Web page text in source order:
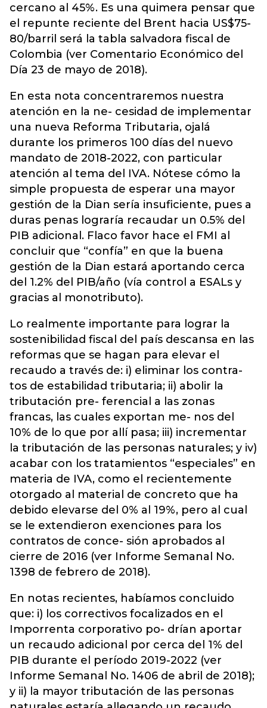
cercano al 45%. Es una quimera pensar que
el repunte reciente del Brent hacia US$75-
80/barril será la tabla salvadora fiscal de
Colombia (ver Comentario Económico del
Día 23 de mayo de 2018).
En esta nota concentraremos nuestra
atención en la ne- cesidad de implementar
una nueva Reforma Tributaria, ojalá
durante los primeros 100 días del nuevo
mandato de 2018-2022, con particular
atención al tema del IVA. Nótese cómo la
simple propuesta de esperar una mayor
gestión de la Dian sería insuficiente, pues a
duras penas lograría recaudar un 0.5% del
PIB adicional. Flaco favor hace el FMI al
concluir que “confía” en que la buena
gestión de la Dian estará aportando cerca
del 1.2% del PIB/año (vía control a ESALs y
gracias al monotributo).
Lo realmente importante para lograr la
sostenibilidad fiscal del país descansa en las
reformas que se hagan para elevar el
recaudo a través de: i) eliminar los contra-
tos de estabilidad tributaria; ii) abolir la
tributación pre- ferencial a las zonas
francas, las cuales exportan me- nos del
10% de lo que por allí pasa; iii) incrementar
la tributación de las personas naturales; y iv)
acabar con los tratamientos “especiales” en
materia de IVA, como el recientemente
otorgado al material de concreto que ha
debido elevarse del 0% al 19%, pero al cual
se le extendieron exenciones para los
contratos de conce- sión aprobados al
cierre de 2016 (ver Informe Semanal No.
1398 de febrero de 2018).
En notas recientes, habíamos concluido
que: i) los correctivos focalizados en el
Imporrenta corporativo po- drían aportar
un recaudo adicional por cerca del 1% del
PIB durante el período 2019-2022 (ver
Informe Semanal No. 1406 de abril de 2018);
y ii) la mayor tributación de las personas